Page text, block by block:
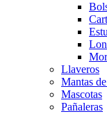
Llaveros
Mantas
Mascotas
Pañaleras